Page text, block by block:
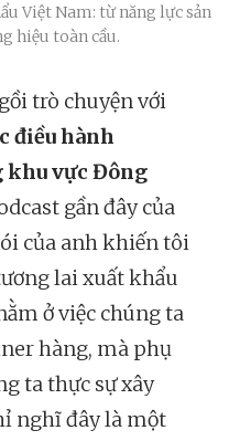
Việt Nam: từ năng lực sản
hiệu toàn cầu.
trò chuyện với
điều hành
khu vực Đông
gần đây của
của anh khiến tôi
lai xuất khẩu
ở việc chúng ta
hàng, mà phụ
ta thực sự xây
nghĩ đây là một